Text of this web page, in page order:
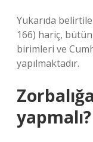
Yukarıda
166) hariç,
birimleri ve
yapılmaktadır.
yapmalı?